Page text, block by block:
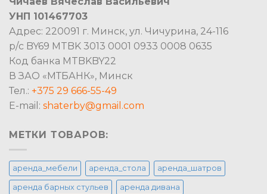
УНП 101467703
Адрес: 220091 г. Минск, ул. Чичурина, 24-116
р/с BY69 MTBK 3013 0001 0933 0008 0635
Код банка MTBKBY22
В ЗАО «МТБАНК», Минск
Тел.: +375 29 666-55-49
E-mail: shaterby@gmail.com
МЕТКИ ТОВАРОВ:
аренда_мебели аренда_стола аренда_шатров
аренда барных стульев аренда дивана